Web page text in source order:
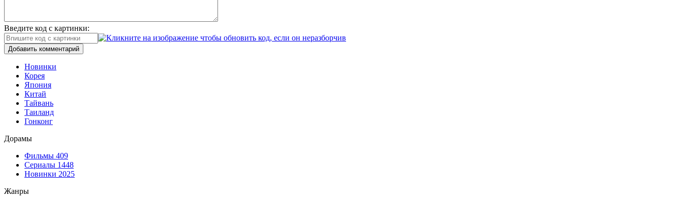
Введите код с картинки:
Добавить комментарий
Новинки
Корея
Япония
Китай
Тайвань
Таиланд
Гонконг
Дорамы
Фильмы 409
Сериалы 1448
Новинки 2025
Жанры